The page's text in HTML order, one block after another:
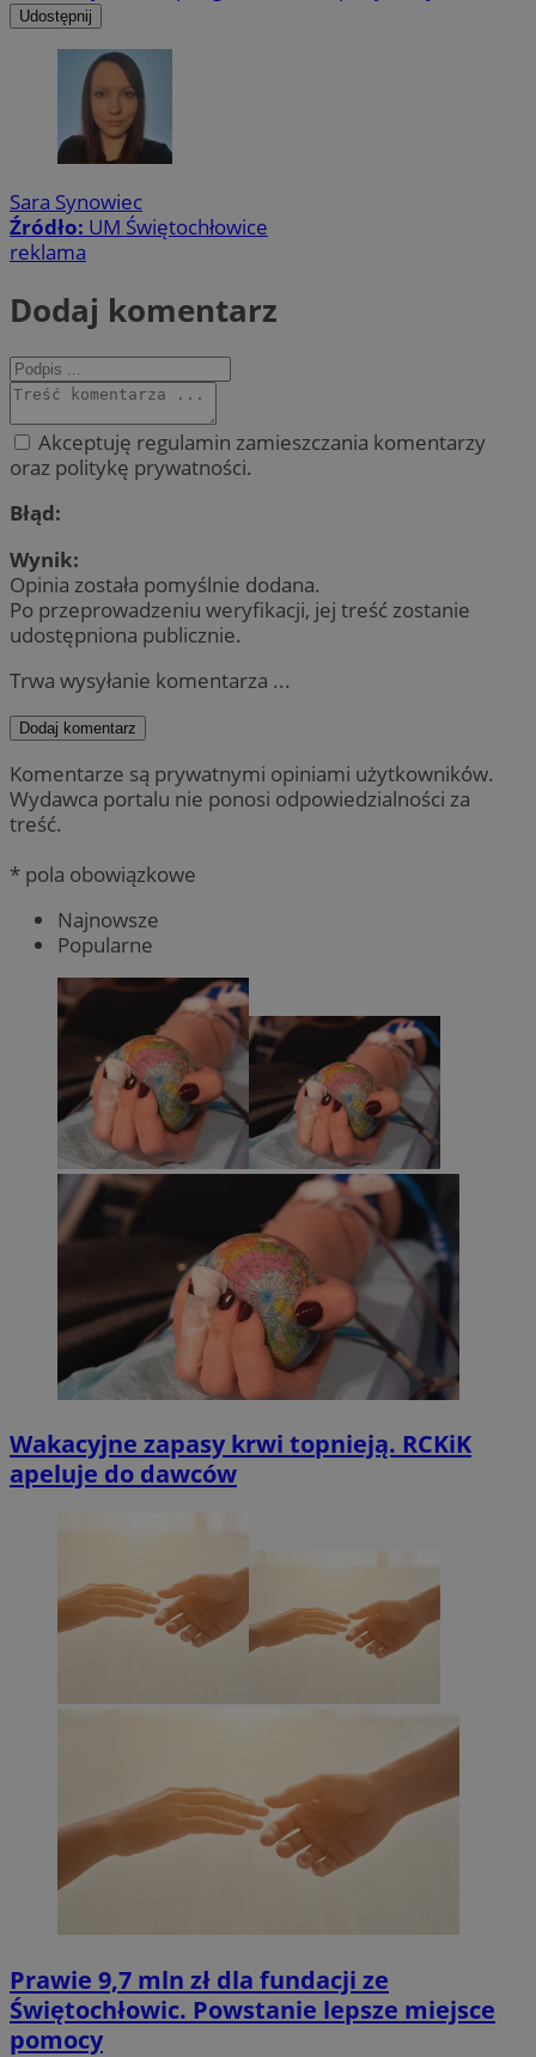
Udostępnij
Sara Synowiec
Źródło: UM Świętochłowice
reklama
Dodaj komentarz
Akceptuję regulamin zamieszczania komentarzy
oraz politykę prywatności.
Błąd:
Wynik:
Opinia została pomyślnie dodana.
Po przeprowadzeniu weryfikacji, jej treść zostanie
udostępniona publicznie.
Trwa wysyłanie komentarza ...
Dodaj komentarz
Komentarze są prywatnymi opiniami użytkowników.
Wydawca portalu nie ponosi odpowiedzialności za
treść.
* pola obowiązkowe
Najnowsze
Popularne
Wakacyjne zapasy krwi topnieją. RCKiK
apeluje do dawców
Prawie 9,7 mln zł dla fundacji ze
Świętochłowic. Powstanie lepsze miejsce
pomocy